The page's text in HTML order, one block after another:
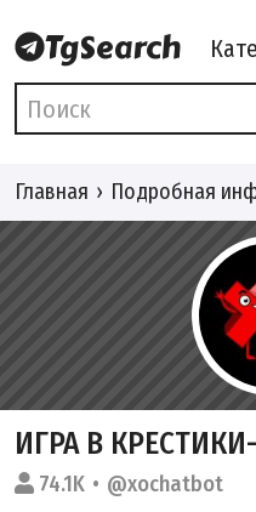
Главная Подробная
ИГРА В
74.1K
@xochatbot